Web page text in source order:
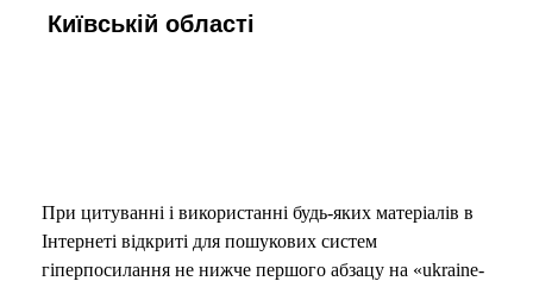
Київській області
При цитуванні і використанні будь-яких матеріалів в
Інтернеті відкриті для пошукових систем
гіперпосилання не нижче першого абзацу на «ukraine-